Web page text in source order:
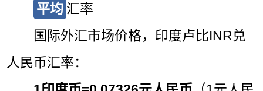
平均 汇率
国际外汇市场价格，印度卢比INR兑
人民币汇率：